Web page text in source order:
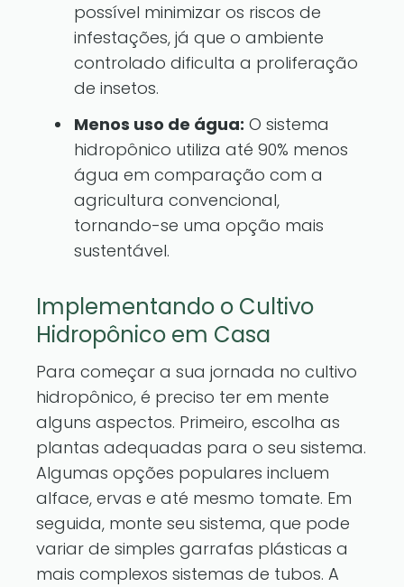
possível minimizar os riscos de
infestações, já que o ambiente
controlado dificulta a proliferação
de insetos.
Menos uso de água: O sistema
hidropônico utiliza até 90% menos
água em comparação com a
agricultura convencional,
tornando-se uma opção mais
sustentável.
Implementando o Cultivo
Hidropônico em Casa
Para começar a sua jornada no cultivo
hidropônico, é preciso ter em mente
alguns aspectos. Primeiro, escolha as
plantas adequadas para o seu sistema.
Algumas opções populares incluem
alface, ervas e até mesmo tomate. Em
seguida, monte seu sistema, que pode
variar de simples garrafas plásticas a
mais complexos sistemas de tubos. A